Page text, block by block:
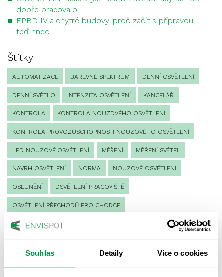
Souhlas Detaily Více o cookies
dobře pracovalo
EPBD IV a chytré budovy: proč začít s přípravou
teď hned
Štítky
AUTOMATIZACE BAREVNÉ SPEKTRUM DENNÍ OSVĚTLENÍ
DENNÍ SVĚTLO INTENZITA OSVĚTLENÍ KANCELÁŘ
KONTROLA KONTROLA NOUZOVÉHO OSVĚTLENÍ
KONTROLA PROVOZUSCHOPNOSTI NOUZOVÉHO OSVĚTLENÍ
LED NOUZOVÉ OSVĚTLENÍ MĚŘENÍ MĚŘENÍ SVĚTEL
NÁVRH OSVĚTLENÍ NORMA NOUZOVÉ OSVĚTLENÍ
OSLUNĚNÍ OSVĚTLENÍ PRACOVIŠTĚ
OSVĚTLENÍ PŘECHODŮ PRO CHODCE
OSVĚTLENÍ SPORTOVIŠŤ